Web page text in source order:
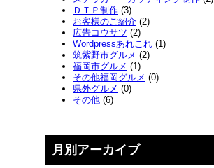
ＤＴＰ制作 (3)
お客様のご紹介 (2)
広告コウサツ (2)
Wordpressあれこれ (1)
筑紫野市グルメ (2)
福岡市グルメ (1)
その他福岡グルメ (0)
県外グルメ (0)
その他 (6)
月別アーカイブ